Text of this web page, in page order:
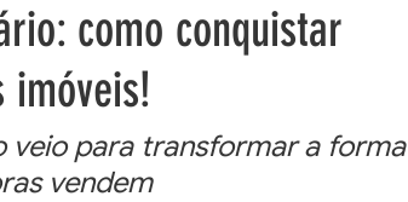
como conquistar
imóveis!
veio para transformar a forma
vendem